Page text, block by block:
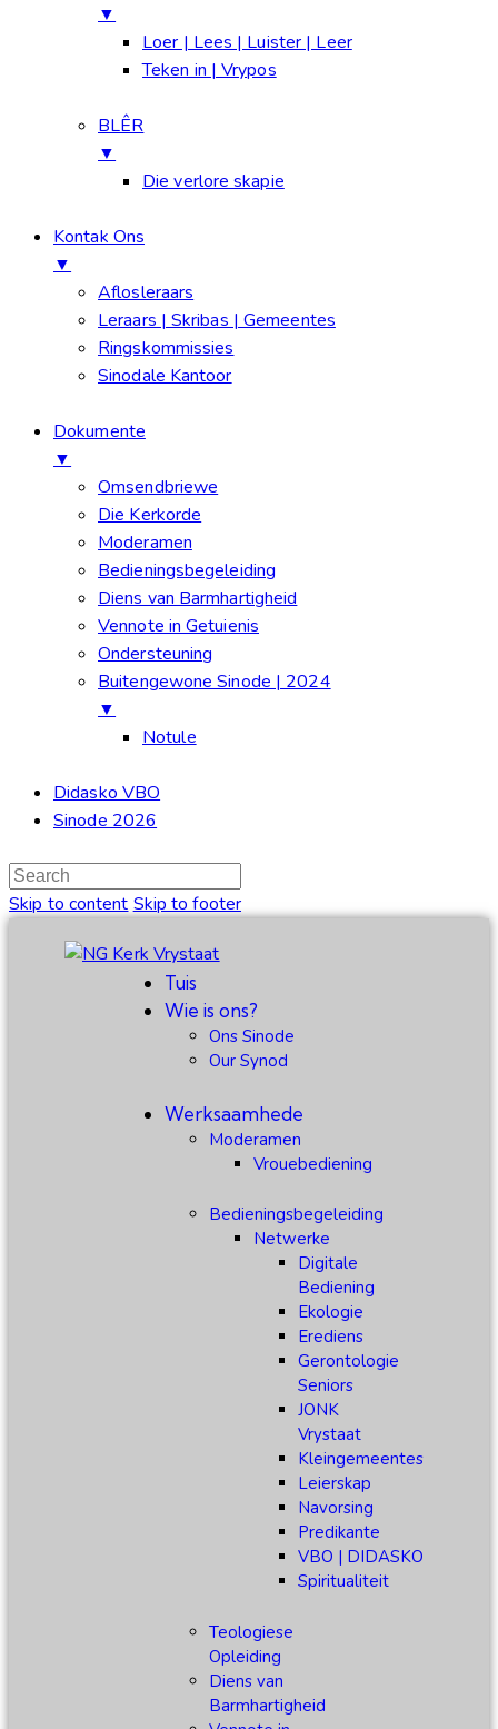
▼
Loer | Lees | Luister | Leer
Teken in | Vrypos
BLÊR
▼
Die verlore skapie
Kontak Ons
▼
Aflosleraars
Leraars | Skribas | Gemeentes
Ringskommissies
Sinodale Kantoor
Dokumente
▼
Omsendbriewe
Die Kerkorde
Moderamen
Bedieningsbegeleiding
Diens van Barmhartigheid
Vennote in Getuienis
Ondersteuning
Buitengewone Sinode | 2024
▼
Notule
Didasko VBO
Sinode 2026
Skip to content Skip to footer
Tuis
Wie is ons?
Ons Sinode
Our Synod
Werksaamhede
Moderamen
Vrouebediening
Bedieningsbegeleiding
Netwerke
Digitale
Bediening
Ekologie
Erediens
Gerontologie
Seniors
JONK
Vrystaat
Kleingemeentes
Leierskap
Navorsing
Predikante
VBO | DIDASKO
Spiritualiteit
Teologiese
Opleiding
Diens van
Barmhartigheid